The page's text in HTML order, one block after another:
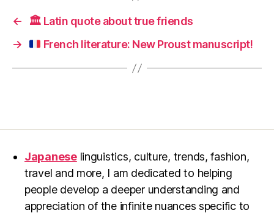
←
🏛 Latin quote about true friends
→
French literature: New Proust manuscript!
Japaneselinguistics, culture, trends, fashion,
travel and more, I am dedicated to helping
people develop a deeper understanding and
appreciation of the infinite nuances specific to